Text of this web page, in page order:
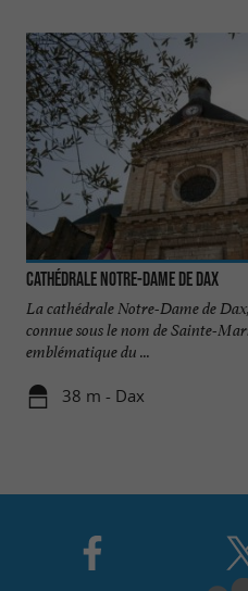
Cathédrale Notre-Dame de Dax
La cathédrale Notre-Dame de
connue sous le nom de Sainte-
emblématique du ...
38 m - Dax